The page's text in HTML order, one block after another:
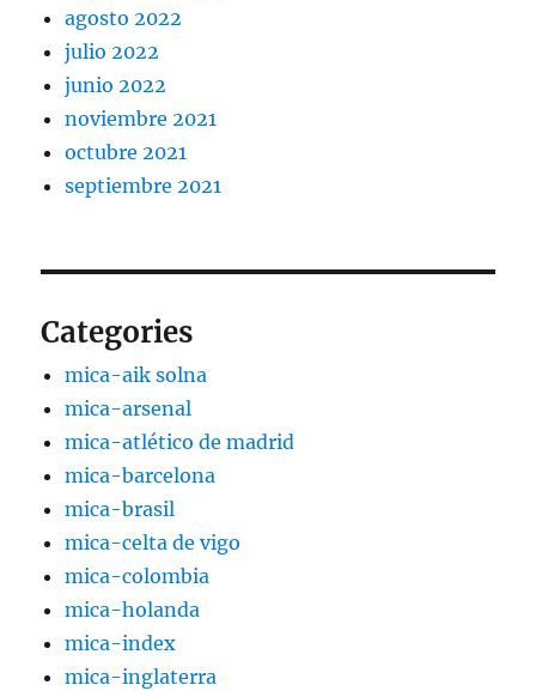
agosto 2022
julio 2022
junio 2022
noviembre 2021
octubre 2021
septiembre 2021
Categories
mica-aik solna
mica-arsenal
mica-atlético de madrid
mica-barcelona
mica-brasil
mica-celta de vigo
mica-colombia
mica-holanda
mica-index
mica-inglaterra